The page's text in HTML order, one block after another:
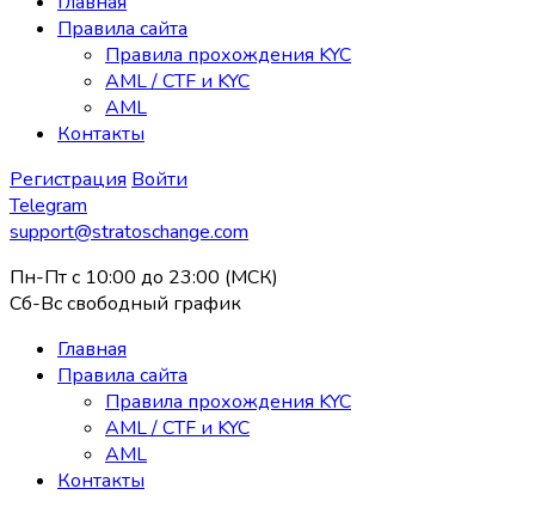
Правила сайта
Правила прохождения KYC
AML / CTF и KYC
AML
Контакты
Регистрация Войти
Telegram
support@stratoschange.com
Пн-Пт с 10:00 до 23:00 (МСК)
Сб-Вс свободный график
Главная
Правила сайта
Правила прохождения KYC
AML / CTF и KYC
AML
Контакты